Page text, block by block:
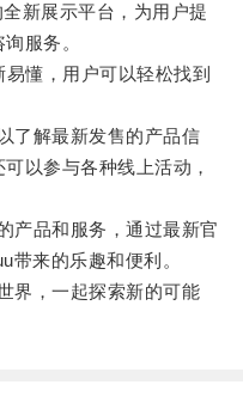
新展示平台，为用户提
服务。
懂，用户可以轻松找到
解最新发售的产品信
以参与各种线上活动，
品和服务，通过最新官
带来的乐趣和便利。
，一起探索新的可能